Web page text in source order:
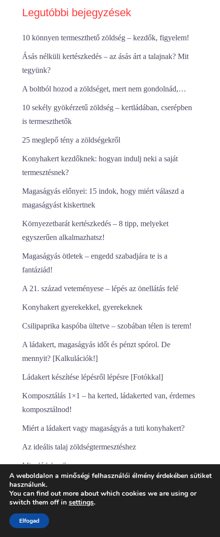
Legutóbbi bejegyzések
10 könnyen termeszthető zöldség – kezdők, figyelem!
Ásás nélküli kertészkedés – az ásás árt a talajnak? Mit
tegyünk?
A boltból hozod a zöldséget, mert nem gondolnád,…
10 sekély gyökérzetű zöldség – kertládában, cserépben
is termeszthetők
25 meglepő tény a zöldségekről
Konyhakert kezdőknek: hogyan indulj neki a saját
termesztésnek?
Magaságyás előnyei: 15 indok, hogy miért válaszd a
magaságyást kiskertnek
Környezetbarát kertészkedés – 8 tipp, melyeket
egyszerűen alkalmazhatsz!
Magaságyás ötletek – engedd szabadjára te is a
fantáziád!
A 21. század veteményese – lépés az önellátás felé
Konyhakert gyerekekkel, gyerekeknek
Csilipaprika kaspóba ültetve – szobában télen is terem!
A ládakert, magaságyás időt és pénzt spórol. De
mennyit? [Kalkulációk!]
Ládakert készítése lépésről lépésre [Fotókkal]
Komposztálás 1×1 – ha kerted, ládakerted van, érdemes
komposztálnod!
Miért a ládakert vagy magaságyás a tuti konyhakert?
Az ideális talaj zöldségtermesztéshez
Mi a ládakert?
Első ládakertem – hogyan építettem és ültettem tele
zöldséggel
A weboldalon a minőségi felhasználói élmény érdekében sütiket
használunk.
You can find out more about which cookies we are using or
switch them off in settings.
Elfogad